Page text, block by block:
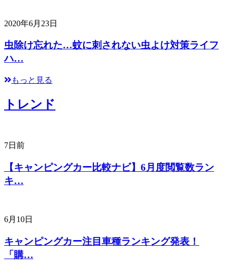
2020年6月23日
虫除け忘れた…蚊に刺されない虫よけ対策ライフ
ハ…
もっと見る
トレンド
7日前
【キャンピングカー比較ナビ】6月度閲覧数ラン
キ…
6月10日
キャンピングカー注目車種ランキング発表！
「購…